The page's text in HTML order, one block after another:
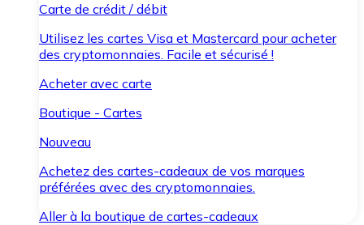
Carte de crédit / débit
Utilisez les cartes Visa et Mastercard pour acheter
des cryptomonnaies. Facile et sécurisé !
Acheter avec carte
Boutique - Cartes
Nouveau
Achetez des cartes-cadeaux de vos marques
préférées avec des cryptomonnaies.
Aller à la boutique de cartes-cadeaux